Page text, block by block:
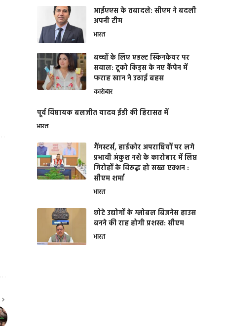
आईएएस के तबादले: सीएम ने बदली
अपनी टीम
भारत
बच्चों के लिए एडल्ट स्किनकेयर पर
सवाल: टूको किड्स के नए कैंपेन में
फराह खान ने उठाई बहस
कारोबार
पूर्व विधायक बलजीत यादव ईडी की हिरासत में
भारत
गैंगस्टर्स, हार्डकोर अपराधियों पर लगे
प्रभावी अंकुश नशे के कारोबार में लिप्त
गिरोहों के विरूद्ध हो सख्त एक्शन :
सीएम शर्मा
भारत
छोटे उद्योगों के ग्लोबल बिजनेस हाउस
बनने की राह होगी प्रशस्त: सीएम
भारत